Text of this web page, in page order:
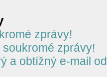
zprávy!
zprávy!
a obtížný e-mail